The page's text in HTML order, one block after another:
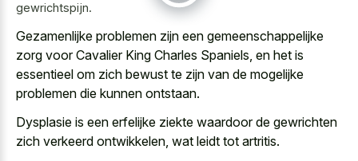
gewrichtspijn.
Gezamenlijke problemen zijn een gemeenschappelijke
zorg voor Cavalier King Charles Spaniels, en het is
essentieel om zich bewust te zijn van de mogelijke
problemen die kunnen ontstaan.
Dysplasie is een erfelijke ziekte waardoor de gewrichten
zich verkeerd ontwikkelen, wat leidt tot artritis.